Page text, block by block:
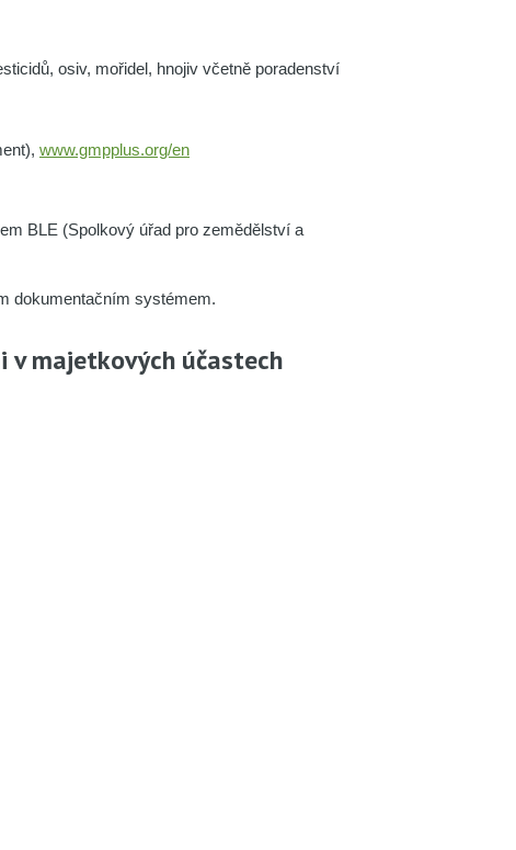
osiv, mořidel, hnojiv včetně poradenství
www.gmpplus.org/en
BLE (Spolkový úřad pro zemědělství a
dokumentačním systémem.
v majetkových účastech